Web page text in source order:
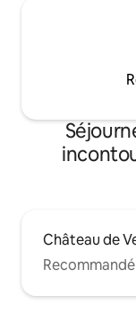
Château de